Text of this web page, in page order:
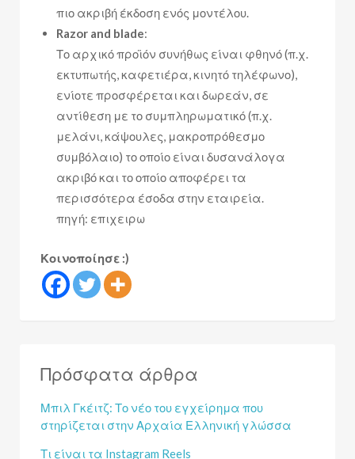
πιο ακριβή έκδοση ενός μοντέλου.
Razor and blade:
Το αρχικό προϊόν συνήθως είναι φθηνό (π.χ.
εκτυπωτής, καφετιέρα, κινητό τηλέφωνο),
ενίοτε προσφέρεται και δωρεάν, σε
αντίθεση με το συμπληρωματικό (π.χ.
μελάνι, κάψουλες, μακροπρόθεσμο
συμβόλαιο) το οποίο είναι δυσανάλογα
ακριβό και το οποίο αποφέρει τα
περισσότερα έσοδα στην εταιρεία.
πηγή: επιχειρω
Κοινοποίησε :)
Πρόσφατα άρθρα
Μπιλ Γκέιτζ: Το νέο του εγχείρημα που
στηρίζεται στην Αρχαία Ελληνική γλώσσα
Τι είναι τα Instagram Reels